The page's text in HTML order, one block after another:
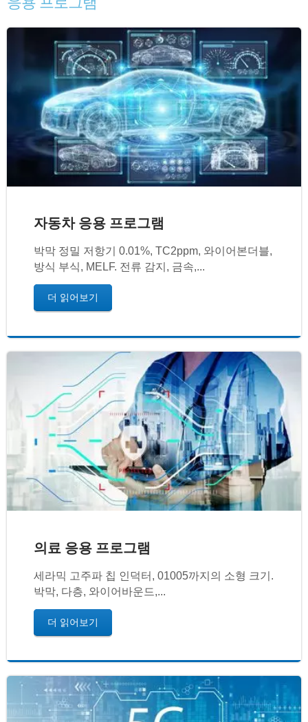
자동차 응용 프로그램
박막 정밀 저항기 0.01%, TC2ppm, 와이어본더블,
방식 부식, MELF. 전류 감지, 금속,...
더 읽어보기
의료 응용 프로그램
세라믹 고주파 칩 인덕터, 01005까지의 소형 크기.
박막, 다층, 와이어바운드,...
더 읽어보기